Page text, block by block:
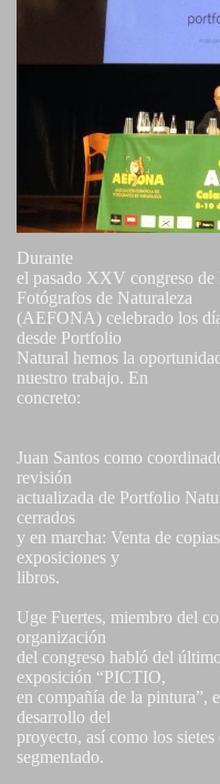
Durante
el pasado XXV congreso
Fotógrafos de Naturaleza
(AEFONA) celebrado los
desde Portfolio
Natural hemos la
nuestro trabajo. En
concreto:
Juan Santos como
revisión
actualizada de Portfolio
cerrados
y en marcha: Venta de
exposiciones y
libros.
Uge Fuertes, miembro del
organización
del congreso habló del
exposición “PICTIO,
en compañía de la pintura”,
desarrollo del
proyecto, así como los
segmentado.